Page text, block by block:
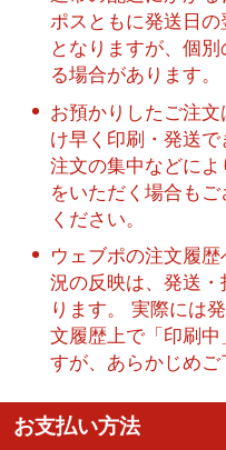
ポスともに発送日
となりますが、個
る場合があります。
お預かりしたご注
け早く印刷・発送で
注文の集中などに
をいただく場合も
ください。
ウェブポの注文履
況の反映は、発送
ります。 実際には
文履歴上で「印刷中
すが、あらかじめご
お支払い方法